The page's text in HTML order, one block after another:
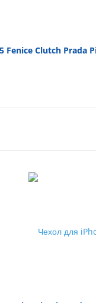
Fenice Clutch Prada